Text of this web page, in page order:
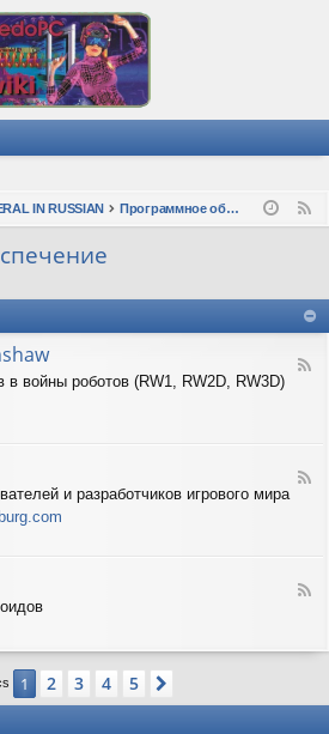
IN RUSSIAN Программное обеспечение
F
o
i
W
e
h
в войны роботов (RW1, RW2D, RW3D)
F
b
g
и разработчиков игрового мира
F
i
1 2 3 4 5